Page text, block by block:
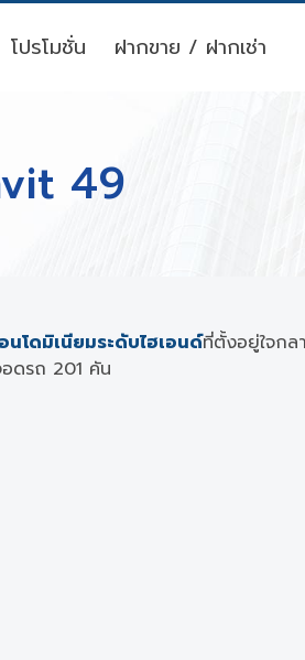
โปรโมชั่น ฝากขาย / ฝากเช่า
49
โดมิเนียมระดับไฮเอนด์ที่ตั้งอยู่ใจกล
ดรถ 201 คัน